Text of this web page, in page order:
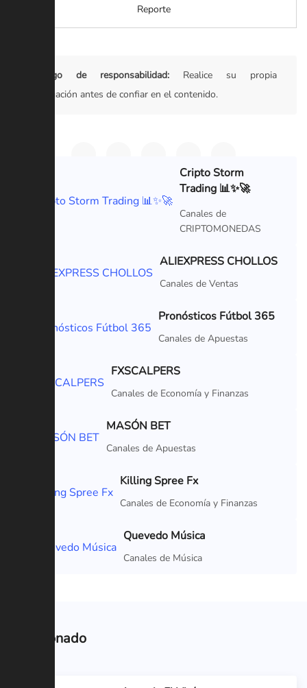
Reporte
Descargo de responsabilidad: Realice su propia
investigación antes de confiar en el contenido.
Cripto Storm
Trading 📊✨🚀
Canales de
CRIPTOMONEDAS
ALIEXPRESS CHOLLOS
Canales de Ventas
Pronósticos Fútbol 365
Canales de Apuestas
FXSCALPERS
Canales de Economía y Finanzas
MASÓN BET
Canales de Apuestas
Killing Spree Fx
Canales de Economía y Finanzas
Quevedo Música
Canales de Música
Relacionado